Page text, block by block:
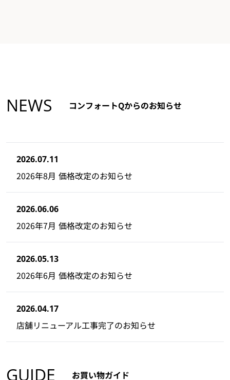
NEWS コンフォートQからのお知らせ
2026.07.11
2026年8月 価格改定のお知らせ
2026.06.06
2026年7月 価格改定のお知らせ
2026.05.13
2026年6月 価格改定のお知らせ
2026.04.17
店舗リニューアル工事完了のお知らせ
GUIDE お買い物ガイド